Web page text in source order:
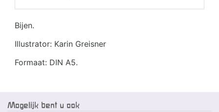
Bijen.
Illustrator: Karin Greisner
Formaat: DIN A5.
Mogelijk bent u ook